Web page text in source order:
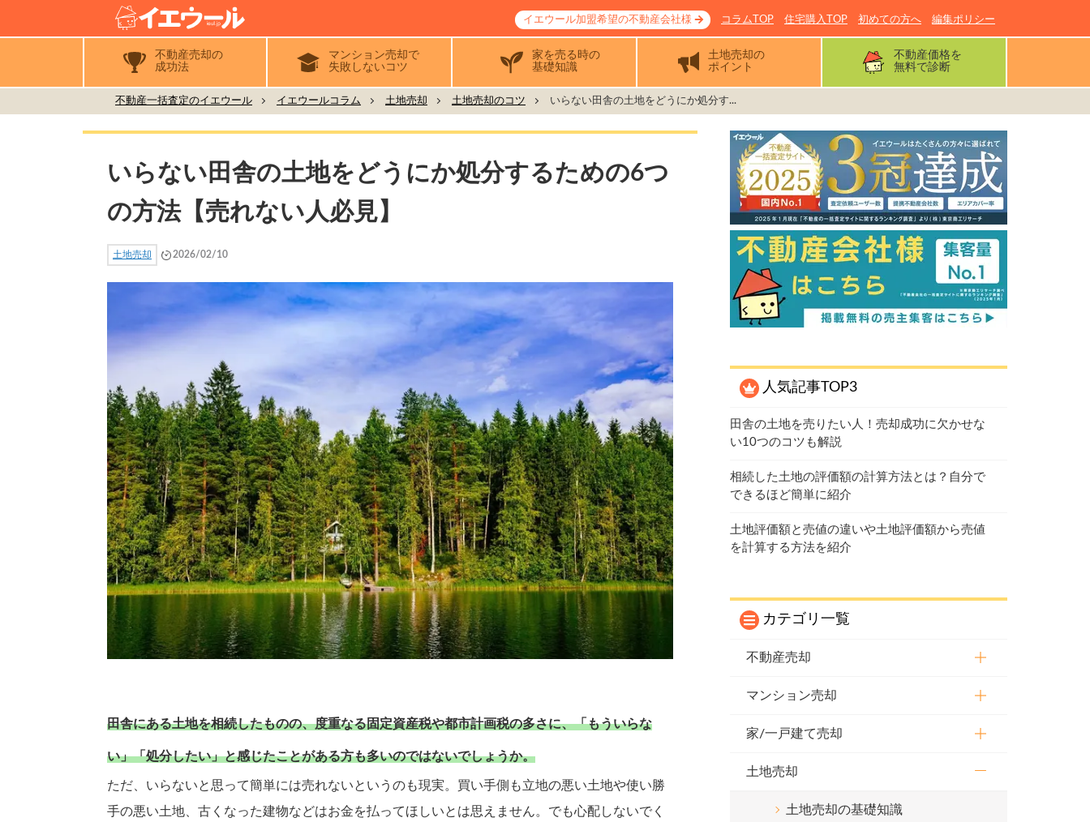
イエウール加盟希望の不動産会社様 コラムTOP 住宅購入TOP 初めての方へ 編集ポリシー
不動産売却の
成功法
マンション売却で
失敗しないコツ
家を売る時の
基礎知識
土地売却の
ポイント
不動産価格を
無料で診断
不動産一括査定のイエウール イエウールコラム 土地売却 土地売却のコツ いらない田舎の土地をどうにか処分す...
いらない田舎の土地をどうにか処分するための6つ
の方法【売れない人必見】
土地売却 2026/02/10
田舎にある土地を相続したものの、度重なる固定資産税や都市計画税の多さに、「もういらな
い」「処分したい」と感じたことがある方も多いのではないでしょうか。
ただ、いらないと思って簡単には売れないというのも現実。買い手側も立地の悪い土地や使い勝
手の悪い土地、古くなった建物などはお金を払ってほしいとは思えません。でも心配しないでく
人気記事TOP3
田舎の土地を売りたい人！売却成功に欠かせな
い10つのコツも解説
相続した土地の評価額の計算方法とは？自分で
できるほど簡単に紹介
土地評価額と売値の違いや土地評価額から売値
を計算する方法を紹介
カテゴリ一覧
不動産売却
マンション売却
家/一戸建て売却
土地売却
土地売却の基礎知識